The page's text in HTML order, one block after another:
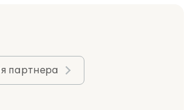
партнера